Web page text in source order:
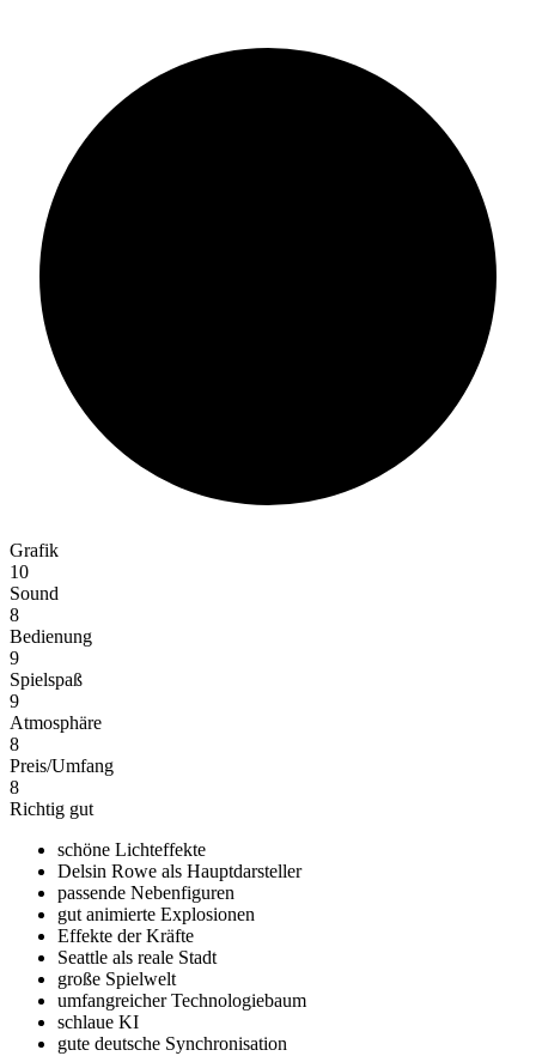
Grafik
10
Sound
8
Bedienung
9
Spielspaß
9
Atmosphäre
8
Preis/Umfang
8
Richtig gut
schöne Lichteffekte
Delsin Rowe als Hauptdarsteller
passende Nebenfiguren
gut animierte Explosionen
Effekte der Kräfte
Seattle als reale Stadt
große Spielwelt
umfangreicher Technologiebaum
schlaue KI
gute deutsche Synchronisation